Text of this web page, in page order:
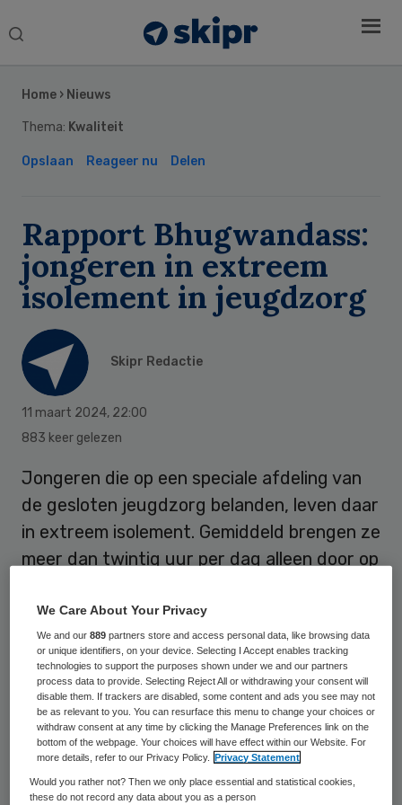
Search
Home › Nieuws
Thema: Kwaliteit
Opslaan Reageer nu Delen
Rapport Bhugwandass:
jongeren in extreem
isolement in jeugdzorg
Skipr Redactie
11 maart 2024, 22:00
883 keer gelezen
Jongeren die op een speciale afdeling van
de gesloten jeugdzorg belanden, leven daar
in extreem isolement. Gemiddeld brengen ze
meer dan twintig uur per dag alleen door op
Observatie en Stabilisatie (ZIKOS). Dat
schrijft ervaringsdeskundige Jason
Bhugwandass in een rapport dat hij
dinsdag presenteert.
Jason Bhugwandass kwam zelf als kind uit
een probleemgezin in de jeugdzorg terecht
Sidebar
We Care About Your Privacy
We and our889 partners store and access personal data, like browsing data
or unique identifiers, on your device. Selecting I Accept enables tracking
technologies to support the purposes shown under we and our partners
process data to provide. Selecting Reject All or withdrawing your consent will
disable them. If trackers are disabled, some content and ads you see may not
be as relevant to you. You can resurface this menu to change your choices or
withdraw consent at any time by clicking the Manage Preferences link on the
bottom of the webpage. Your choices will have effect within our Website. For
more details, refer to our Privacy Policy.
Privacy Statement
Would you rather not? Then we only place essential and statistical cookies,
these do not record any data about you as a person